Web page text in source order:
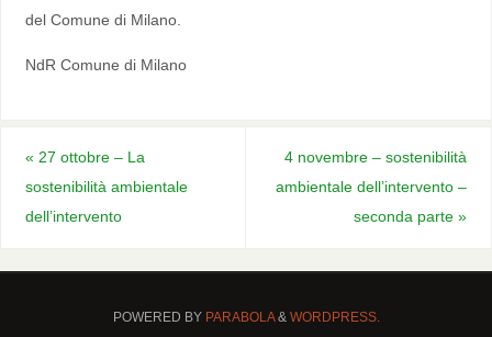
del Comune di Milano.
NdR Comune di Milano
« 27 ottobre – La
sostenibilità ambientale
dell’intervento
4 novembre – sostenibilità
ambientale dell’intervento –
seconda parte»
POWERED BY PARABOLA& WORDPRESS.